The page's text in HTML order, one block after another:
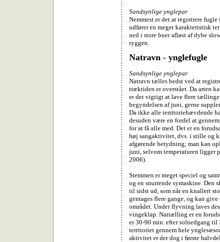
Sandsynlige ynglepar
Nemmest er det at registrere
udfører en meget karakteristisk
ned i store buer afløst af dybe
ryggen.
Natravn - ynglefugle
Sandsynlige ynglepar
Natravn tælles bedst ved at
træktiden er overstået. Da arten
er det vigtigt at lave flere
begyndelsen af juni, gerne
Da ikke alle territoriehævdende
desuden være en fordel at
for at få alle med. Det er en
høj sangaktivitet, dvs. i stille og
afgørende betydning; man kan
juni, selvom temperaturen ligger
2006).
Stemmen er meget speciel og
og en snurrende symaskine. Den
til sidst ud, som når en knallert
gentages flere gange, og kan
området. Under flyvning laves
vingeklap. Nattælling er en
er 30-90 min. efter solnedgang
territoriet gennem hele
aktivitet er der dog i første